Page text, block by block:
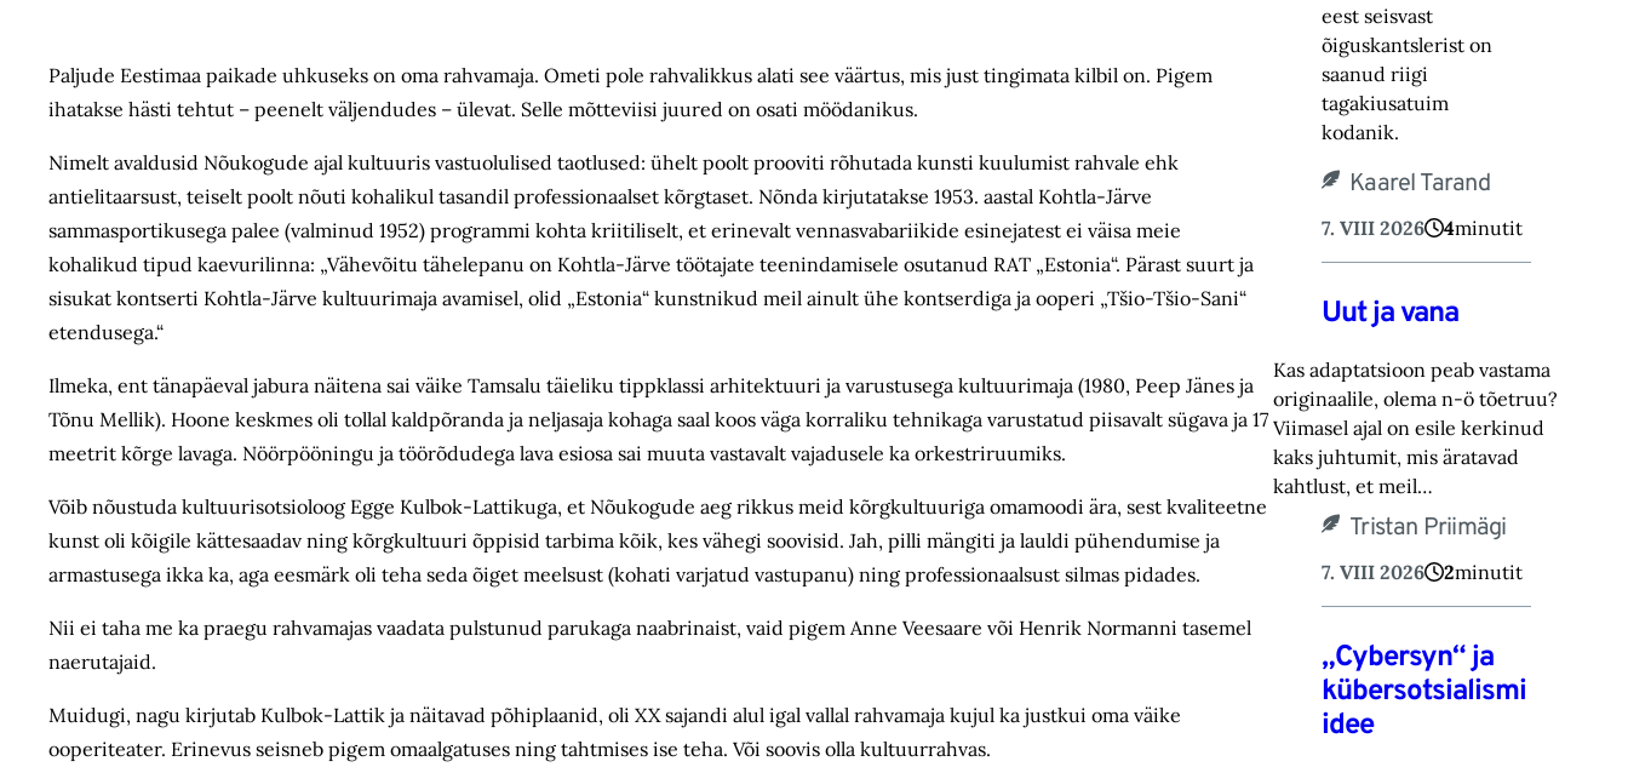
Paljude Eestimaa paikade uhkuseks on oma rahvamaja. Ometi pole rahvalikkus alati see väärtus, mis just tingimata kilbil on. Pigem
ihatakse hästi tehtut – peenelt väljendudes – ülevat. Selle mõtte­viisi juured on osati möödanikus.
Nimelt avaldusid Nõukogude ajal kultuuris vastuolulised taotlused: ühelt poolt prooviti rõhutada kunsti kuulumist rahvale ehk
antielitaarsust, teiselt poolt nõuti kohalikul tasandil professionaalset kõrgtaset. Nõnda kirjutatakse 1953. aastal Kohtla-Järve
sammasportikusega palee (valminud 1952) programmi kohta kriitiliselt, et erinevalt vennasvabariikide esinejatest ei väisa meie
kohalikud tipud kaevurilinna: „Vähevõitu tähelepanu on Kohtla-Järve töötajate teenindamisele osutanud RAT „Estonia“. Pärast suurt ja
sisukat kontserti Kohtla-Järve kultuuri­maja avamisel, olid „Estonia“ kunstnikud meil ainult ühe kontserdiga ja ooperi „Tšio-Tšio-Sani“
etendusega.“
Ilmeka, ent tänapäeval jabura näitena sai väike Tamsalu täieliku tippklassi arhitektuuri ja varustusega kultuurimaja (1980, Peep Jänes ja
Tõnu Mellik). Hoone keskmes oli tollal kaldpõranda ja neljasaja kohaga saal koos väga korraliku tehnikaga varustatud piisavalt sügava ja 17
meetrit kõrge lavaga. Nöörpööningu ja töörõdudega lava esiosa sai muuta vastavalt vajadusele ka orkestriruumiks.
Võib nõustuda kultuurisotsioloog Egge Kulbok-Lattikuga, et Nõukogude aeg rikkus meid kõrgkultuuriga omamoodi ära, sest kvaliteetne
kunst oli kõigile kättesaadav ning kõrgkultuuri õppisid tarbima kõik, kes vähegi soovisid. Jah, pilli mängiti ja lauldi pühendumise ja
armastusega ikka ka, aga eesmärk oli teha seda õiget meelsust (kohati varjatud vastupanu) ning professionaalsust silmas pidades.
Nii ei taha me ka praegu rahva­majas vaadata pulstunud parukaga naabrinaist, vaid pigem Anne Veesaare või Henrik Normanni tasemel
naerutajaid.
Muidugi, nagu kirjutab Kulbok-Lattik ja näitavad põhiplaanid, oli XX sajandi alul igal vallal rahvamaja kujul ka justkui oma väike
ooperiteater. Erinevus seisneb pigem omaalgatuses ning tahtmises ise teha. Või soovis olla kultuurrahvas.
eest seisvast
õiguskantslerist on
saanud riigi
tagakiusatuim
kodanik.
Kaarel Tarand
7. VIII 2026 4minutit
Uut ja vana
Kas adaptatsioon peab vastama
originaalile, olema n-ö tõetruu?
Viimasel ajal on esile kerkinud
kaks juhtumit, mis äratavad
kahtlust, et meil…
Tristan Priimägi
7. VIII 2026 2minutit
„Cybersyn“ ja
kübersotsialismi
idee